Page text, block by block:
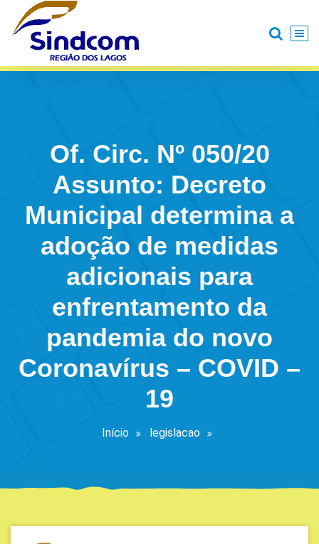
para
Of. Circ. Nº 050/20
Assunto: Decreto
Municipal determina a
adoção de medidas
adicionais para
enfrentamento da
pandemia do novo
Coronavírus – COVID –
19
Início legislacao